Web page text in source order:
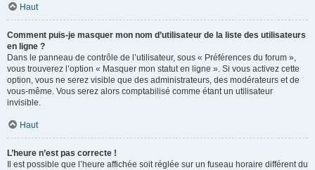
Haut
Comment puis-je masquer mon nom d’utilisateur de la liste des utilisateurs
en ligne ?
Dans le panneau de contrôle de l’utilisateur, sous « Préférences du forum »,
vous trouverez l’option « Masquer mon statut en ligne ». Si vous activez cette
option, vous ne serez visible que des administrateurs, des modérateurs et de
vous-même. Vous serez alors comptabilisé comme étant un utilisateur
invisible.
Haut
L’heure n’est pas correcte !
Il est possible que l’heure affichée soit réglée sur un fuseau horaire différent du